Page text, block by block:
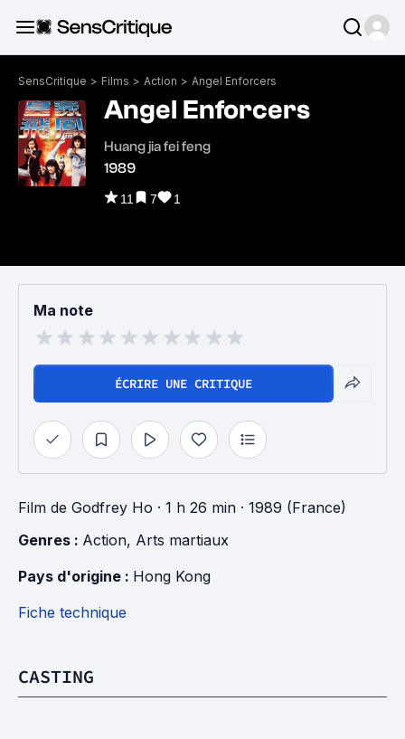
SensCritique > Films > Action > Angel Enforcers
Angel Enforcers
Huang jia fei feng
1989
11 7 1
Ma note
ÉCRIRE UNE CRITIQUE
Film de Godfrey Ho · 1 h 26 min · 1989 (France)
Genres : Action, Arts martiaux
Pays d'origine : Hong Kong
Fiche technique
CASTING